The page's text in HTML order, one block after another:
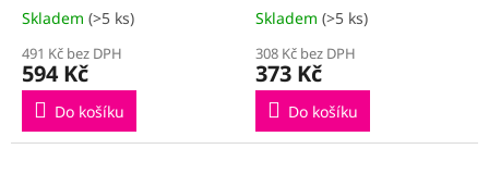
Skladem (>5 ks)
491 Kč bez DPH
594 Kč
Do košíku
Skladem (>5 ks)
308 Kč bez DPH
373 Kč
Do košíku